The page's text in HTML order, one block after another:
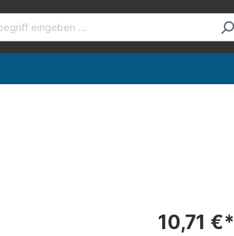
10,71 €*